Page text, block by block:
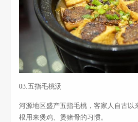
03.五指毛桃汤
河源地区盛产五指毛桃，客家人自古以
根用来煲鸡、煲猪骨的习惯。